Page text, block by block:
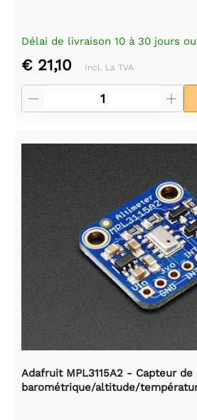
Délai de livraison 10 à 30 jours
€ 21,10 Incl. La TVA
Adafruit MPL3115A2 - Capteur de
barométrique/altitude/